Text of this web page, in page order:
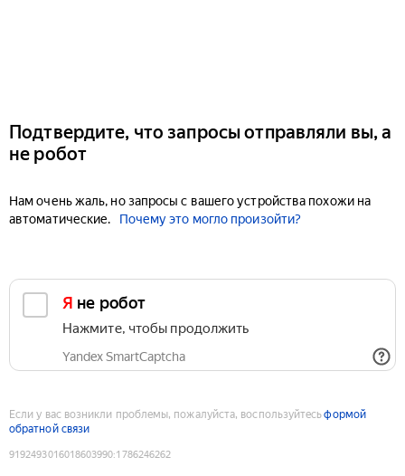
Подтвердите, что запросы отправляли вы, а
не робот
Нам очень жаль, но запросы с вашего устройства похожи на
автоматические.
Почему это могло произойти?
Я не робот
Нажмите, чтобы продолжить
Yandex SmartCaptcha
Если у вас возникли проблемы, пожалуйста, воспользуйтесьформой
обратной связи
9192493016018603990:1786246262